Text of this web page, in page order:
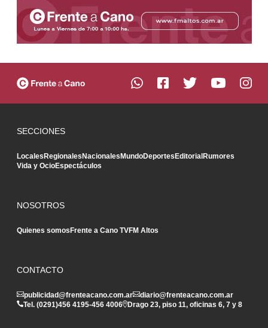
SECCIONES
LocalesRegionalesNacionalesMundoDeportesEditorialRumores
Vida y OcioEspectáculos
NOSOTROS
Quienes somosFrente a Cano TVFM Altos
CONTACTO
publicidad@frenteacano.com.ar
diario@frenteacano.com.ar
Tel. (0291)456 4195-456 4006 Drago 23, piso 11, oficinas 6, 7 y 8